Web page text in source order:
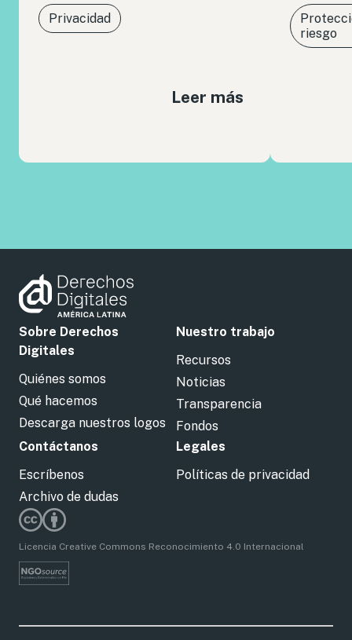
Privacidad
Leer más
riesgo
Sobre Derechos
Digitales
Quiénes somos
Qué hacemos
Descarga nuestros logos
Nuestro trabajo
Recursos
Noticias
Transparencia
Fondos
Contáctanos
Escríbenos
Archivo de dudas
Legales
Políticas de privacidad
Licencia Creative Commons Reconocimiento 4.0 Internacional